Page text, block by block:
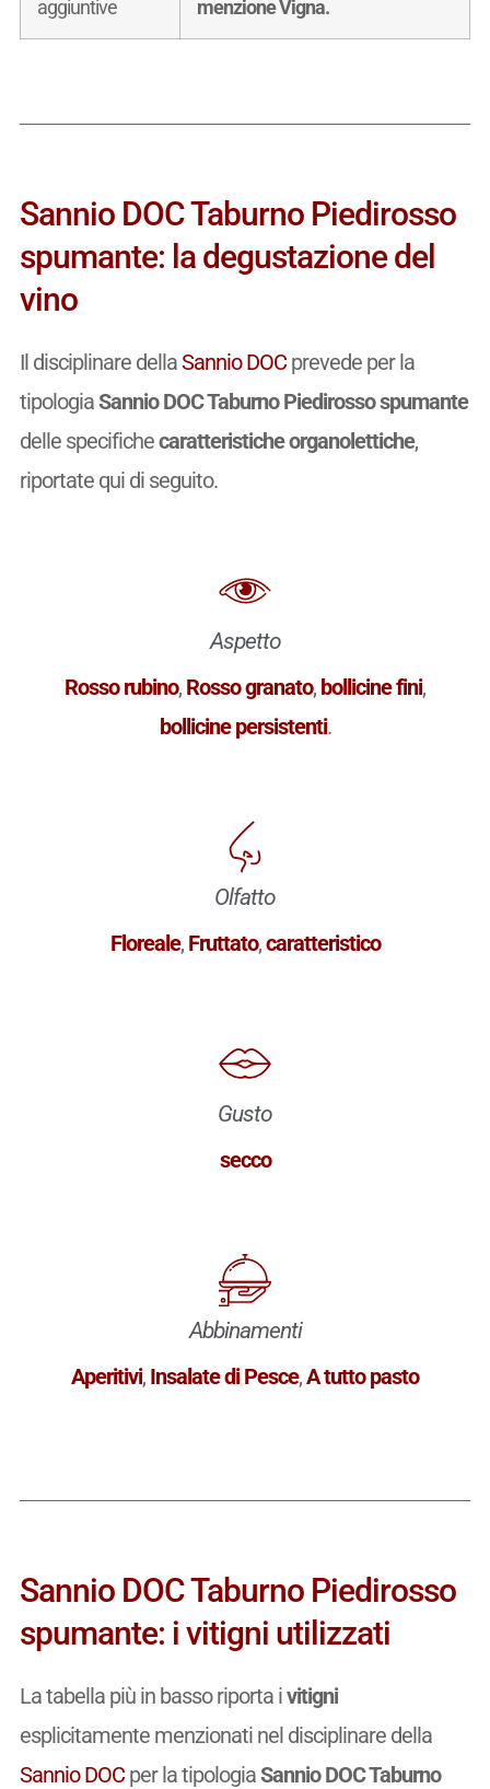
aggiuntive menzione Vigna.
Sannio DOC Taburno Piedirosso
spumante: la degustazione del
vino
Il disciplinare dellaSannio DOCprevede per la
tipologiaSannio DOC Taburno Piedirosso spumante
delle specifichecaratteristiche organolettiche,
riportate qui di seguito.
Aspetto
Rosso rubino, Rosso granato, bollicine fini,
bollicine persistenti.
Olfatto
Floreale, Fruttato,caratteristico
Gusto
secco
Abbinamenti
Aperitivi, Insalate di Pesce,A tutto pasto
Sannio DOC Taburno Piedirosso
spumante: i vitigni utilizzati
La tabella più in basso riporta ivitigni
esplicitamente menzionati nel disciplinare della
Sannio DOCper la tipologiaSannio DOC Taburno